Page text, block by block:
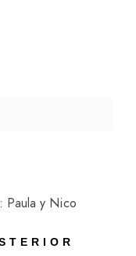
Paula y Nico